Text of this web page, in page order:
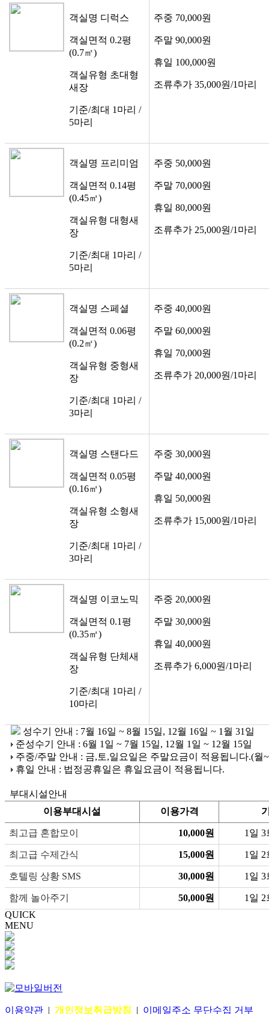
객실명 디럭스
객실면적 0.2평
(0.7㎡)
객실유형 초대형
새장
기준/최대 1마리 /
5마리
주중 70,000원
주말 90,000원
휴일 100,000원
조류추가 35,000원/1마리
객실명 프리미엄
객실면적 0.14평
(0.45㎡)
객실유형 대형새
장
기준/최대 1마리 /
5마리
주중 50,000원
주말 70,000원
휴일 80,000원
조류추가 25,000원/1마리
객실명 스페셜
객실면적 0.06평
(0.2㎡)
객실유형 중형새
장
기준/최대 1마리 /
3마리
주중 40,000원
주말 60,000원
휴일 70,000원
조류추가 20,000원/1마리
객실명 스탠다드
객실면적 0.05평
(0.16㎡)
객실유형 소형새
장
기준/최대 1마리 /
3마리
주중 30,000원
주말 40,000원
휴일 50,000원
조류추가 15,000원/1마리
객실명 이코노믹
객실면적 0.1평
(0.35㎡)
객실유형 단체새
장
기준/최대 1마리 /
10마리
주중 20,000원
주말 30,000원
휴일 40,000원
조류추가 6,000원/1마리
성수기 안내 : 7월 16일 ~ 8월 15일, 12월 16일 ~ 1월 31일
준성수기 안내 : 6월 1일 ~ 7월 15일, 12월 1일 ~ 12월 15일
주중/주말 안내 : 금,토,일요일은 주말요금이 적용됩니다.(월
휴일 안내 : 법정공휴일은 휴일요금이 적용됩니다.
부대시설안내
이용부대시설
이용가격
최고급 혼합모이 10,000원 1일 3
최고급 수제간식 15,000원 1일 2
호텔링 상황 SMS 30,000원 1일 3
함께 놀아주기 50,000원
1일 2
QUICK
MENU
이용약관 | 개인정보취급방침 | 이메일주소 무단수집 거부